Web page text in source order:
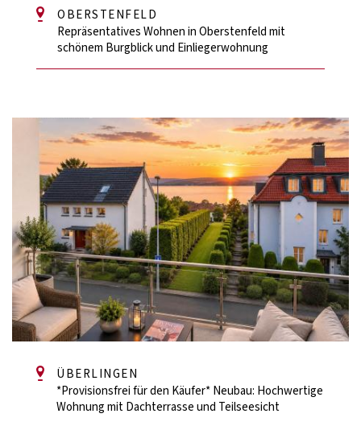
OBERSTENFELD
Repräsentatives Wohnen in Oberstenfeld mit
schönem Burgblick und Einliegerwohnung
ÜBERLINGEN
*Provisionsfrei für den Käufer* Neubau: Hochwertige
Wohnung mit Dachterrasse und Teilseesicht